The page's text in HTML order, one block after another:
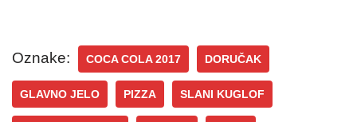
Oznake: COCA COLA 2017 DORUČAK
GLAVNO JELO PIZZA SLANI KUGLOF